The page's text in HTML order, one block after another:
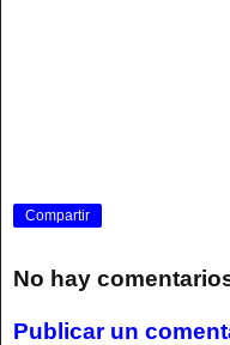
Compartir
No hay
Publicar un